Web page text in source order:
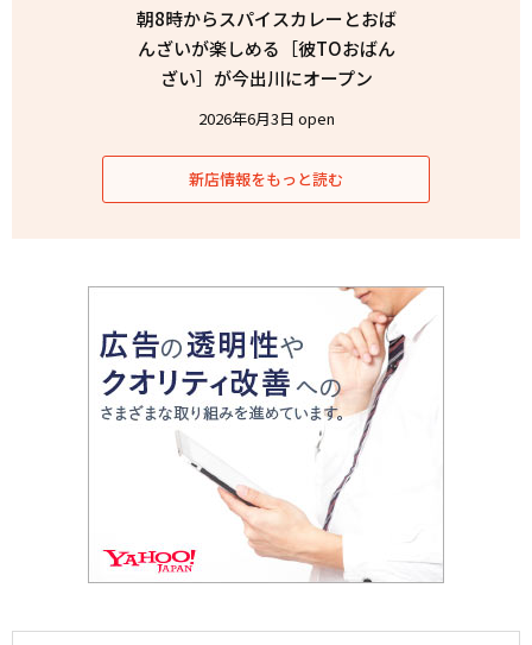
朝8時からスパイスカレーとおば
んざいが楽しめる［彼TOおばん
ざい］が今出川にオープン
2026年6月3日 open
新店情報をもっと読む